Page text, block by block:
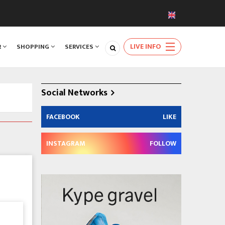
SHOPPING SERVICES LIVE INFO
Social Networks
FACEBOOK LIKE
INSTAGRAM FOLLOW